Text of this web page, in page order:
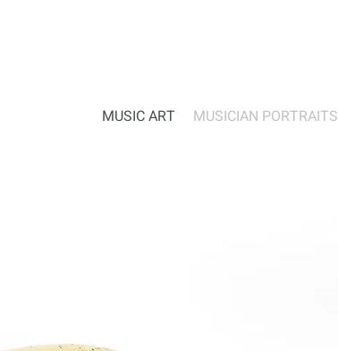
MUSIC ART MUSICIAN PORTRAITS